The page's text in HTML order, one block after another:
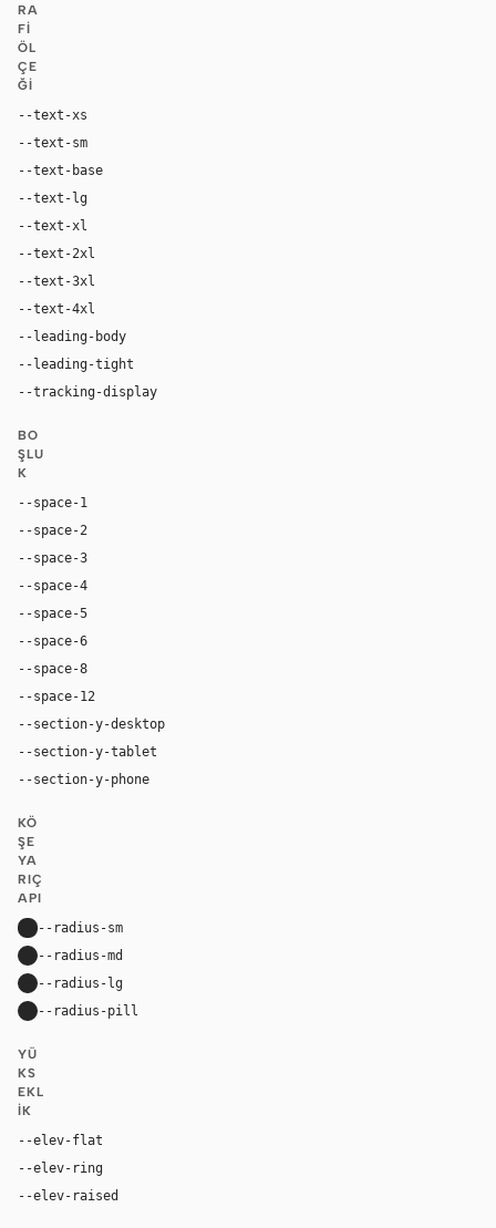
RA
FI
ÖL
ÇE
ĞI
--text-xs
--text-sm
--text-base
--text-lg
--text-xl
--text-2xl
--text-3xl
--text-4xl
--leading-body
--leading-tight
--tracking-display
BO
ŞLU
K
--space-1
--space-2
--space-3
--space-4
--space-5
--space-6
--space-8
--space-12
--section-y-desktop
--section-y-tablet
--section-y-phone
KÖ
ŞE
YA
RIÇ
API
--radius-sm
--radius-md
--radius-lg
--radius-pill
YÜ
KS
EKL
IK
--elev-flat
--elev-ring
--elev-raised